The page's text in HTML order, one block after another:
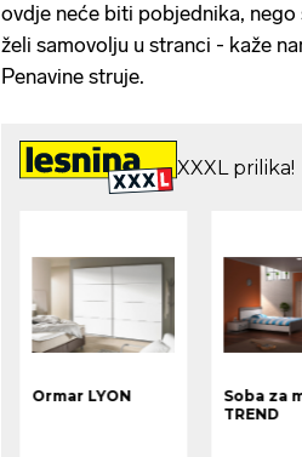
ovdje neće biti pobjednika,
želi samovolju u stranci - kaže
Penavine struje.